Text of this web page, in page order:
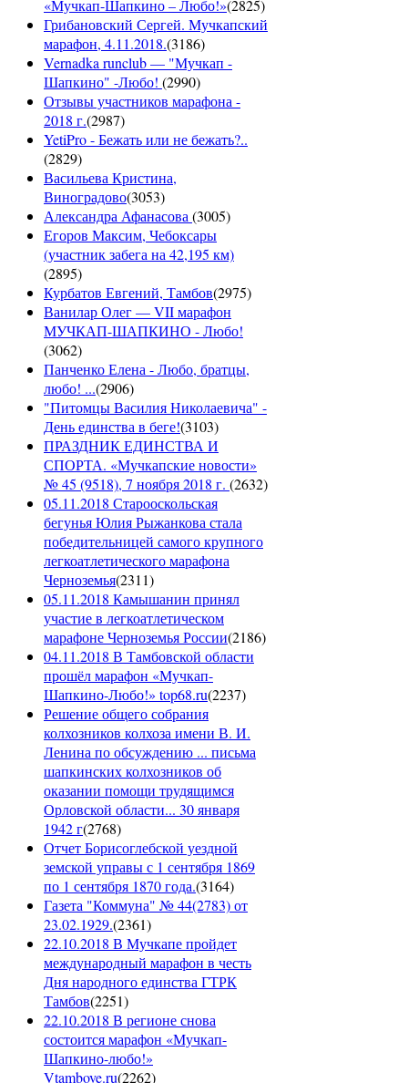
«Мучкап-Шапкино – Любо!»(2825)
Грибановский Сергей. Мучкапский
марафон, 4.11.2018.(3186)
Vernadka runclub — "Мучкап -
Шапкино" -Любо! (2990)
Отзывы участников марафона -
2018 г.(2987)
YetiPro - Бежать или не бежать?..
(2829)
Васильева Кристина,
Виноградово(3053)
Александра Афанасова(3005)
Егоров Максим, Чебоксары
(участник забега на 42,195 км)
(2895)
Курбатов Евгений, Тамбов(2975)
Ванилар Олег — VII марафон
МУЧКАП-ШАПКИНО - Любо!
(3062)
Панченко Елена - Любо, братцы,
любо! ...(2906)
"Питомцы Василия Николаевича" -
День единства в беге!(3103)
ПРАЗДНИК ЕДИНСТВА И
СПОРТА. «Мучкапские новости»
№ 45 (9518), 7 ноября 2018 г. (2632)
05.11.2018 Старооскольская
бегунья Юлия Рыжанкова стала
победительницей самого крупного
легкоатлетического марафона
Черноземья(2311)
05.11.2018 Камышанин принял
участие в легкоатлетическом
марафоне Черноземья России(2186)
04.11.2018 В Тамбовской области
прошёл марафон «Мучкап-
Шапкино-Любо!» top68.ru(2237)
Решение общего собрания
колхозников колхоза имени В. И.
Ленина по обсуждению ... письма
шапкинских колхозников об
оказании помощи трудящимся
Орловской области... 30 января
1942 г(2768)
Отчет Борисоглебской уездной
земской управы с 1 сентября 1869
по 1 сентября 1870 года.(3164)
Газета "Коммуна" № 44(2783) от
23.02.1929.(2361)
22.10.2018 В Мучкапе пройдет
международный марафон в честь
Дня народного единства ГТРК
Тамбов(2251)
22.10.2018 В регионе снова
состоится марафон «Мучкап-
Шапкино-любо!»
Vtambove.ru(2262)